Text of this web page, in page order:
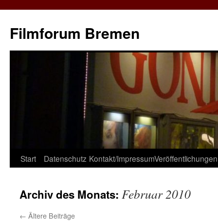
springen
Filmforum Bremen
Start Datenschutz Kontakt/ImpressumVeröffentlichungen
Archiv des Monats: Februar 2010
← Ältere Beiträge